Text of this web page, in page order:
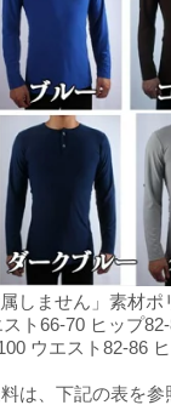
ません」素材
66-70 ヒップ
ウエスト82-86
は、下記の表を参